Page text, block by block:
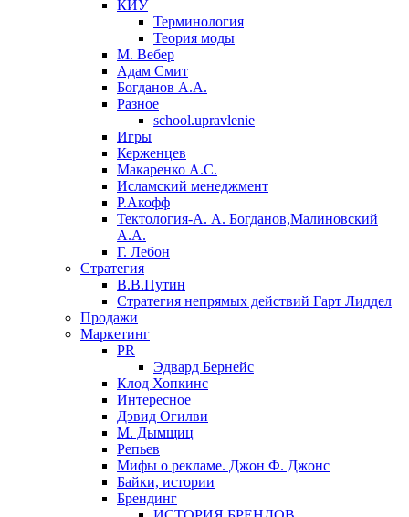
КИУ
Терминология
Теория моды
М. Вебер
Адам Смит
Богданов А.А.
Разное
school.upravlenie
Игры
Керженцев
Макаренко А.С.
Исламский менеджмент
Р.Акофф
Тектология-А. А. Богданов,Малиновский
А.А.
​Г. Лебон
Стратегия
В.В.Путин
​Стратегия непрямых действий Гарт Лиддел
Продажи
Маркетинг
PR
Эдвард Бернейс
Клод Хопкинс
Интересное
Дэвид Огилви
М. Дымщиц
Репьев
Мифы о рекламе. Джон Ф. Джонс
Байки, истории
Брендинг